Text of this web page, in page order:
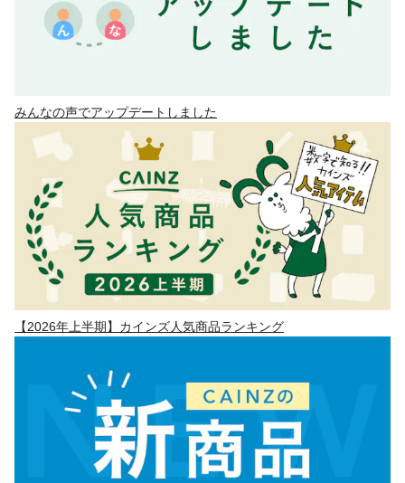
みんなの声でアップデートしました
【2026年上半期】カインズ人気商品ランキング